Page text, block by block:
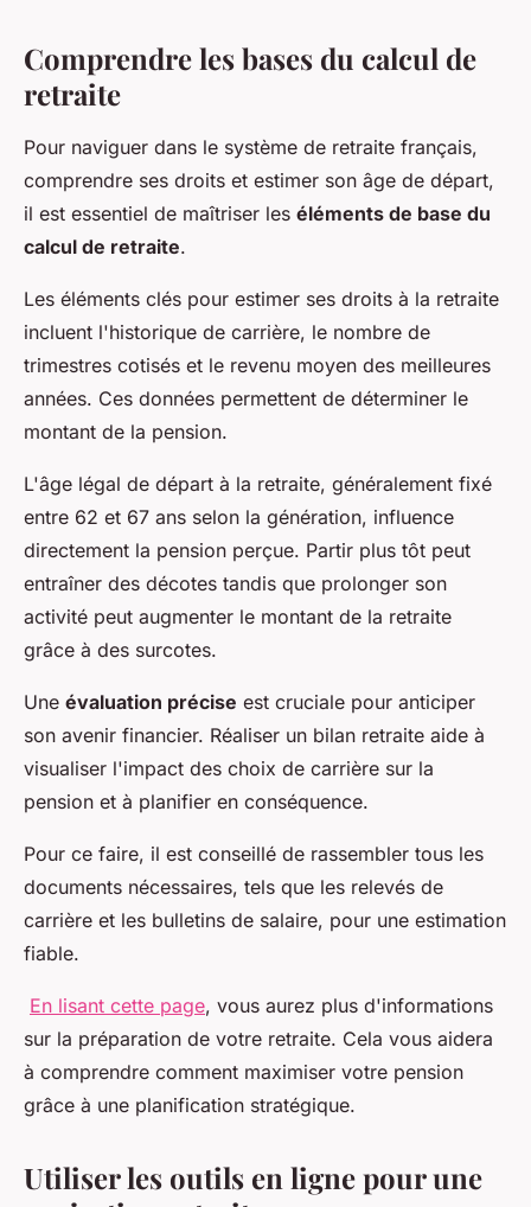
Comprendre les bases du calcul de
retraite
Pour naviguer dans le système de retraite français,
comprendre ses droits et estimer son âge de départ,
il est essentiel de maîtriser les éléments de base du
calcul de retraite.
Les éléments clés pour estimer ses droits à la retraite
incluent l'historique de carrière, le nombre de
trimestres cotisés et le revenu moyen des meilleures
années. Ces données permettent de déterminer le
montant de la pension.
L'âge légal de départ à la retraite, généralement fixé
entre 62 et 67 ans selon la génération, influence
directement la pension perçue. Partir plus tôt peut
entraîner des décotes tandis que prolonger son
activité peut augmenter le montant de la retraite
grâce à des surcotes.
Une évaluation précise est cruciale pour anticiper
son avenir financier. Réaliser un bilan retraite aide à
visualiser l'impact des choix de carrière sur la
pension et à planifier en conséquence.
Pour ce faire, il est conseillé de rassembler tous les
documents nécessaires, tels que les relevés de
carrière et les bulletins de salaire, pour une estimation
fiable.
En lisant cette page, vous aurez plus d'informations
sur la préparation de votre retraite. Cela vous aidera
à comprendre comment maximiser votre pension
grâce à une planification stratégique.
Utiliser les outils en ligne pour une